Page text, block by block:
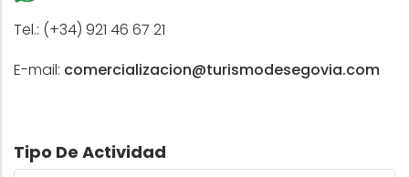
Tel.: (+34) 921 46 67 21
E-mail: comercializacion@turismodesegovia.com
Tipo De Actividad